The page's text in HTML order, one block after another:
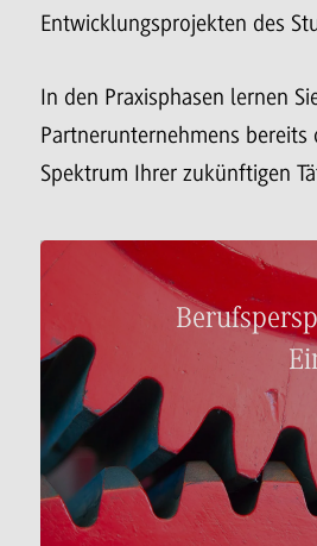
Entwicklungsprojekten des
In den Praxisphasen lernen
Partnerunternehmens bereits
Spektrum Ihrer zukünftigen